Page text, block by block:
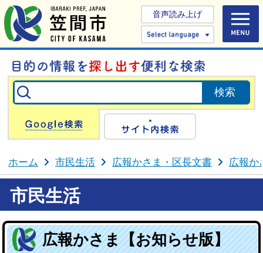
音声読み上げ
Select
Google検索
ホーム 市民生活 広報かさま・区長文書 広報か
市民生活
広報かさま【お知らせ版】